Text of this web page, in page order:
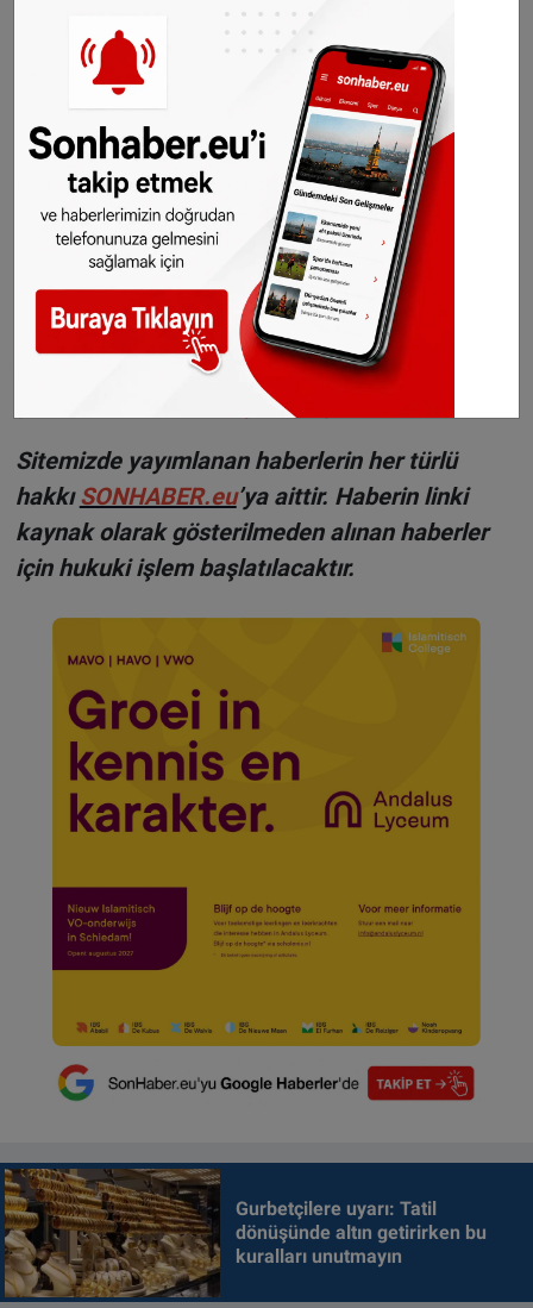
bir işletmenin masrafı ise geçen yıla göre 80
euro (yüzde 8) artacak.
Haber: Halil Uygun
©Sonhaber.eu
aberlerimizi İnstagram hesabımızdan
edebilirsiniz.
WhatsAppta ücretsiz bültenimize abone olun,
Hollanda ve diğer Avrupa ülkeleri gündeminden
seçtiğimiz haberler her gün telefonunuza
Abone olmak için tıklayın
Sitemizde yayımlanan haberlerin her türlü
hakkıSONHABER.eu’ya aittir. Haberin linki
kaynak olarak gösterilmeden alınan haberler
için hukuki işlem başlatılacaktır.
Gurbetçilere uyarı: Tatil
dönüşünde altın getirirken bu
kuralları unutmayın